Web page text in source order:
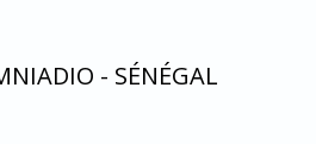
- SÉNÉGAL